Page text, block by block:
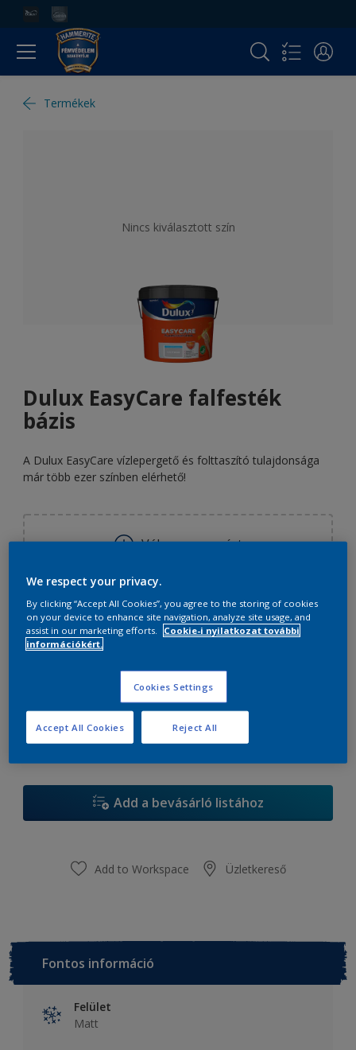
Termékek
Nincs kiválasztott szín
Dulux EasyCare falfesték
bázis
A Dulux EasyCare vízlepergető és folttaszító tulajdonsága
már több ezer színben elérhető!
Válassz egy színt
Méret
1 liter 2,5 liter 10 liter
Festékalkulátor
Kiszámít
Add a bevásárló listához
Add to Workspace Üzletkereső
Fontos információ
Felület
Matt
We respect your privacy.
By clicking “Accept All Cookies”, you agree to the storing of cookies
on your device to enhance site navigation, analyze site usage, and
assist in our marketing efforts.
Cookie-i nyilatkozat további
információkért.
Cookies Settings
Reject All
Accept All Cookies